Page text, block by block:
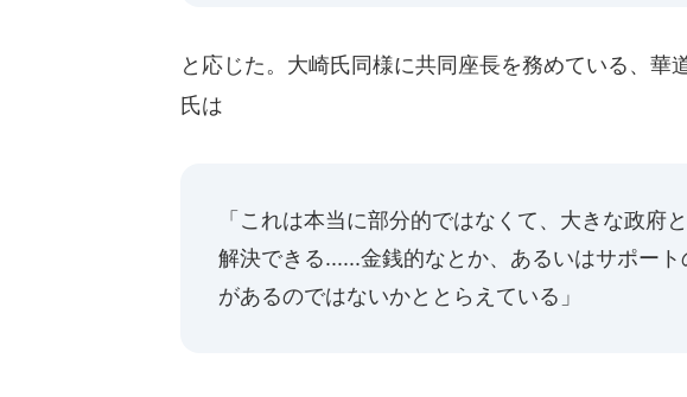
と応じた。大崎氏同様に共同座長を務めている、華
氏は
「これは本当に部分的ではなくて、大きな政府
解決できる......金銭的なとか、あるいはサポー
があるのではないかととらえている」